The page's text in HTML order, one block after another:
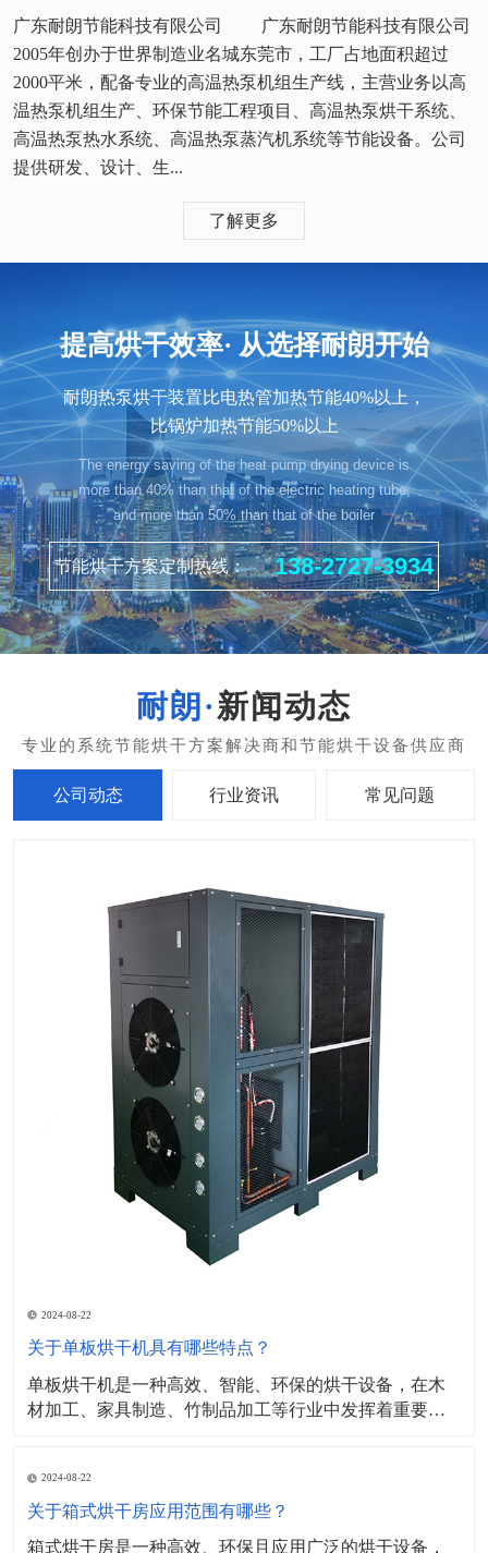
广东耐朗节能科技有限公司 广东耐朗节能科技有限公司
2005年创办于世界制造业名城东莞市，工厂占地面积超过
2000平米，配备专业的高温热泵机组生产线，主营业务以高
温热泵机组生产、环保节能工程项目、高温热泵烘干系统、
高温热泵热水系统、高温热泵蒸汽机系统等节能设备。公司
提供研发、设计、生...
了解更多
提高烘干效率· 从选择耐朗开始
耐朗热泵烘干装置比电热管加热节能40%以上，
比锅炉加热节能50%以上
The energy saving of the heat pump drying device is
more than 40% than that of the electric heating tube,
and more than 50% than that of the boiler
节能烘干方案定制热线： 138-2727-3934
新闻动态
公司动态 行业资讯 常见问题
2024-08-22
关于单板烘干机具有哪些特点？
单板烘干机是一种高效、智能、环保的烘干设备，在木
材加工、家具制造、竹制品加工等行业中发挥着重要作
产生热量，并将热量传递给单板，同时，设备内部的风
机或通风系统会产生气流，将单板表面的湿气带走，形
成对流，加
2024-08-22
关于箱式烘干房应用范围有哪些？
箱式烘干房是一种高效、环保且应用广泛的烘干设备，